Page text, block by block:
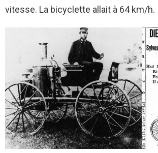
vitesse. La bicyclette allait à 64 km/h.